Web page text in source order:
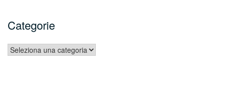
Categorie
Categorie